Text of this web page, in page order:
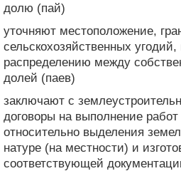
долю (пай)
уточняют местоположение,
сельскохозяйственных
распределению между
долей (паев)
заключают с
договоры на выполнение
относительно выделения
натуре (на местности) и
соответствующей